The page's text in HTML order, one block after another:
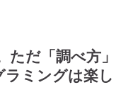
ただ「調べ方」
ミングは楽し